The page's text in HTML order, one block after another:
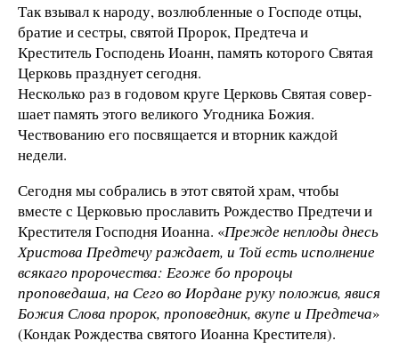
Так взывал к народу, возлюбленные о Господе отцы,
братие и сестры, святой Пророк, Предтеча и
Креститель Господень Иоанн, память которого Святая
Церковь праз­днует сегодня.
Несколько раз в годовом круге Церковь Святая совер­
шает память этого великого Угодника Божия.
Чествова­нию его посвящается и вторник каждой
недели.
Сегодня мы собрались в этот святой храм, чтобы
вместе с Церковью прославить Рождество Предтечи и
Крестителя Господня Иоанна. «Прежде неплоды днесь
Христова Пред­течу раждает, и Той есть исполнение
всякаго пророчества: Егоже бо пророцы
проповедаша, на Сего во Иордане руку положив, явися
Божия Слова пророк, проповедник, вкупе и Предтеча»
(Кондак Рождества святого Иоанна Крести­теля).